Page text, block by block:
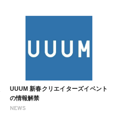
NEWS
UUUM 新春クリエイターズイベント
の情報解禁